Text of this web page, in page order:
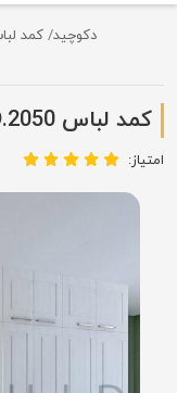
دکوچید کمد
کمد لباس D.2050
امتیاز: